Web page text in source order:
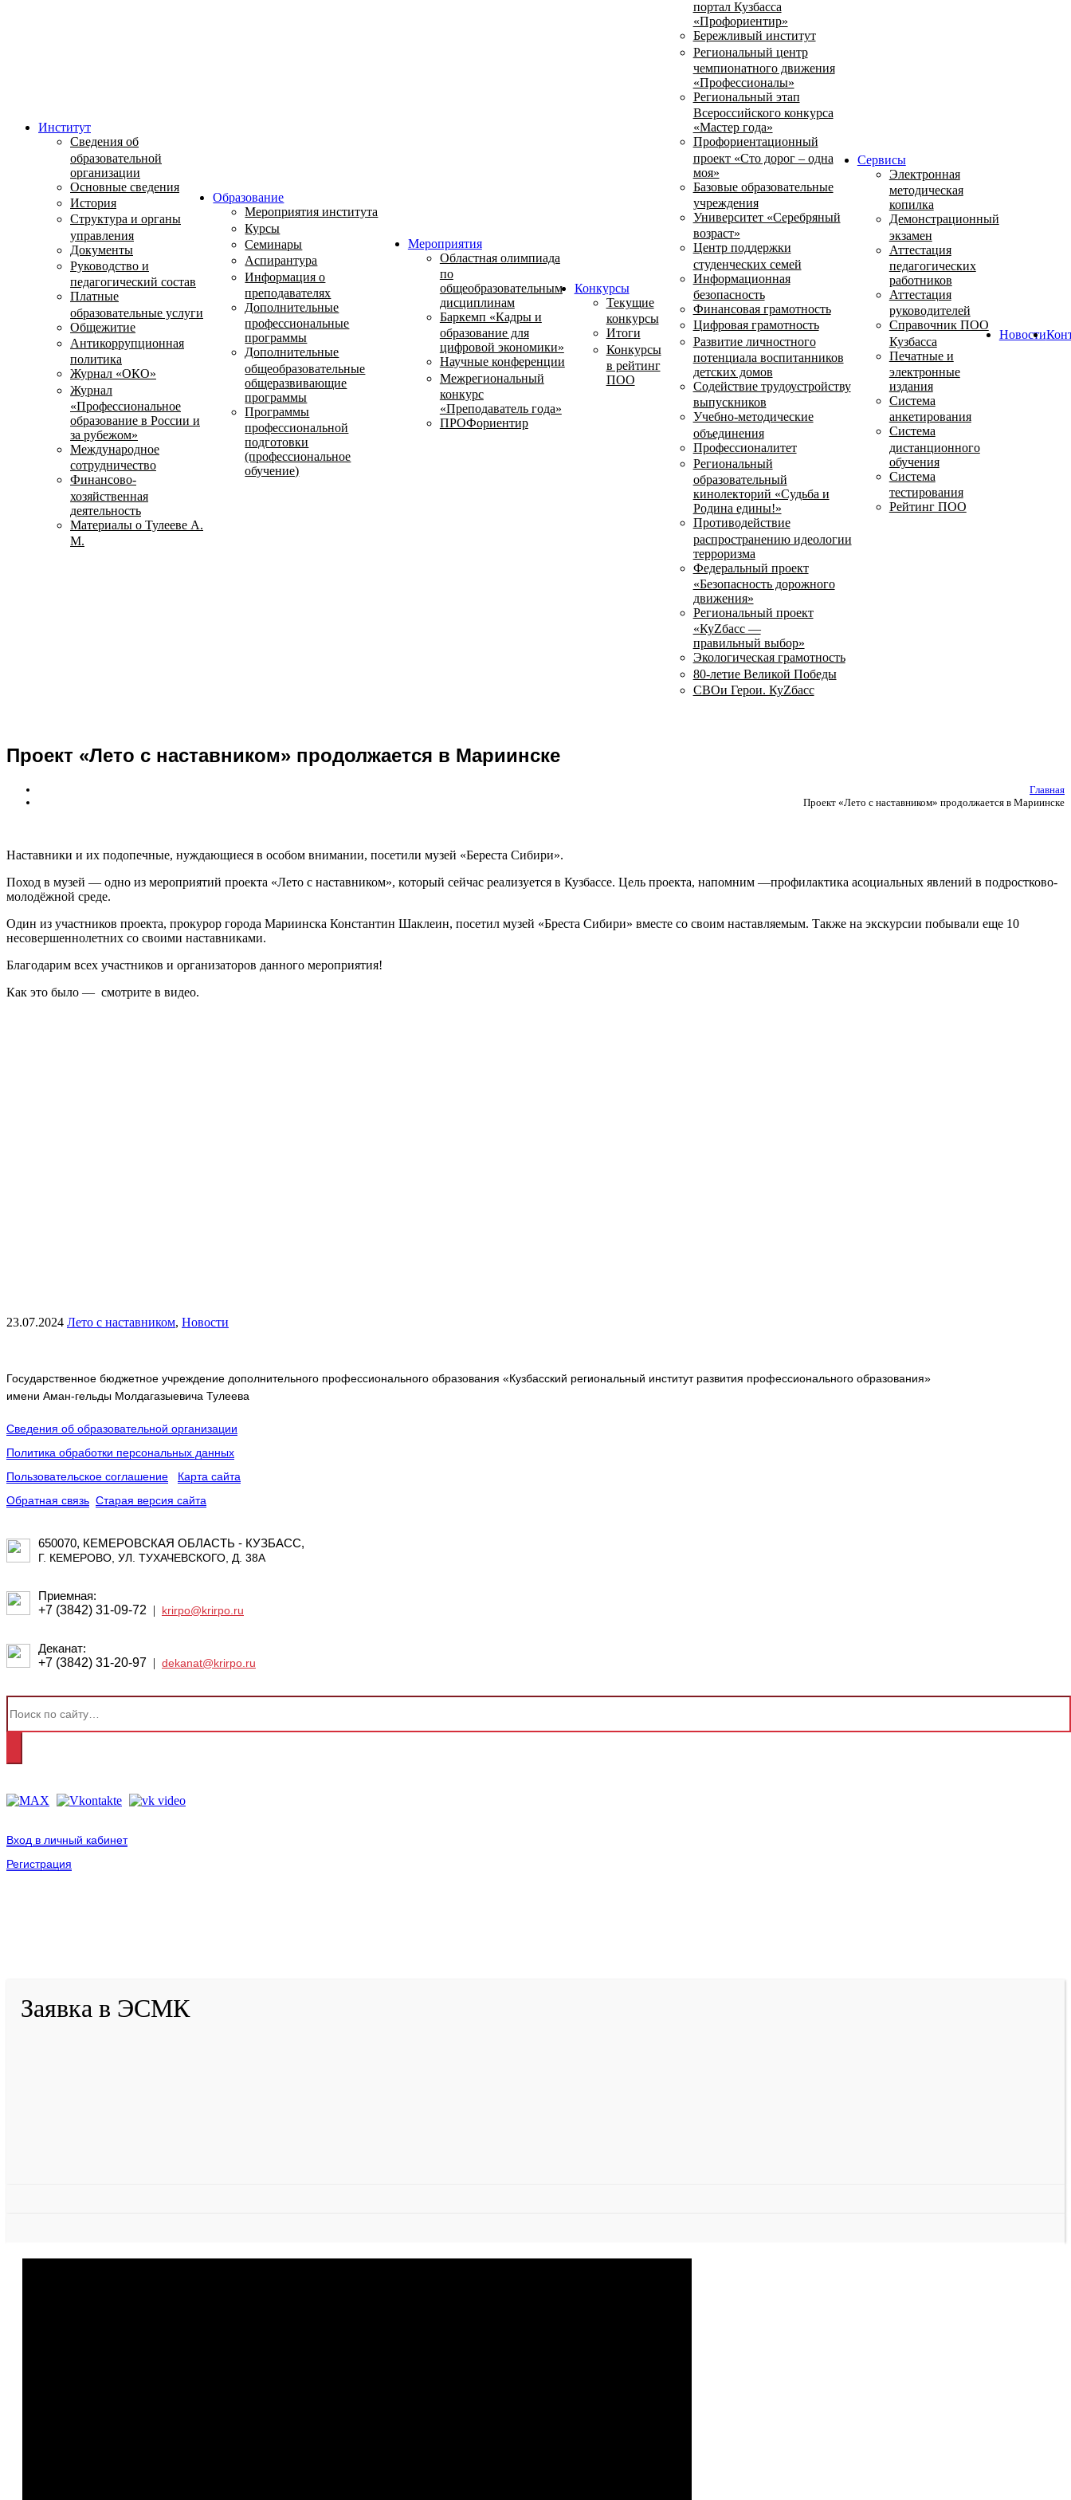
Институт
Сведения об
образовательной
организации
Основные сведения
История
Структура и органы
управления
Документы
Руководство и
педагогический состав
Платные
образовательные услуги
Общежитие
Антикоррупционная
политика
Журнал «ОКО»
Журнал
«Профессиональное
образование в России и
за рубежом»
Международное
сотрудничество
Финансово-
хозяйственная
деятельность
Материалы о Тулееве А.
М.
Образование
Мероприятия института
Курсы
Семинары
Аспирантура
Информация о
преподавателях
Дополнительные
профессиональные
программы
Дополнительные
общеобразовательные
общеразвивающие
программы
Программы
профессиональной
подготовки
(профессиональное
обучение)
Мероприятия
Областная олимпиада
по
общеобразовательным
дисциплинам
Баркемп «Кадры и
образование для
цифровой экономики»
Научные конференции
Межрегиональный
конкурс
«Преподаватель года»
ПРОФориентир
Конкурсы
Текущие
конкурсы
Итоги
Конкурсы
в рейтинг
ПОО
портал Кузбасса
«Профориентир»
Бережливый институт
Региональный центр
чемпионатного движения
«Профессионалы»
Региональный этап
Всероссийского конкурса
«Мастер года»
Профориентационный
проект «Сто дорог – одна
моя»
Базовые образовательные
учреждения
Университет «Серебряный
возраст»
Центр поддержки
студенческих семей
Информационная
безопасность
Финансовая грамотность
Цифровая грамотность
Развитие личностного
потенциала воспитанников
детских домов
Содействие трудоустройству
выпускников
Учебно-методические
объединения
Профессионалитет
Региональный
образовательный
кинолекторий «Судьба и
Родина едины!»
Противодействие
распространению идеологии
терроризма
Федеральный проект
«Безопасность дорожного
движения»
Региональный проект
«КуZбасс —
правильный выбор»
Экологическая грамотность
80-летие Великой Победы
СВОи Герои. КуZбасс
Сервисы
Электронная
методическая
копилка
Демонстрационный
экзамен
Аттестация
педагогических
работников
Аттестация
руководителей
Справочник ПОО
Кузбасса
Печатные и
электронные
издания
Система
анкетирования
Система
дистанционного
обучения
Система
тестирования
Рейтинг ПОО
Новости
Проект «Лето с наставником» продолжается в Мариинске
Главная
Проект «Лето с наставником» продолжается в Мариинске
Наставники и их подопечные, нуждающиеся в особом внимании, посетили музей «Береста Сибири».
Поход в музей — одно из мероприятий проекта «Лето с наставником», который сейчас реализуется в Кузбассе. Цель проекта, напомним —профилактика асоциальных явлений в подростково-
молодёжной среде.
Один из участников проекта, прокурор города Мариинска Константин Шаклеин, посетил музей «Бреста Сибири» вместе со своим наставляемым. Также на экскурсии побывали еще 10
несовершеннолетних со своими наставниками.
Благодарим всех участников и организаторов данного мероприятия!
Как это было — смотрите в видео.
23.07.2024 Лето с наставником, Новости
Государственное бюджетное учреждение дополнительного профессионального образования «Кузбасский региональный институт развития профессионального образования»
имени Аман-гельды Молдагазыевича Тулеева
Сведения об образовательной организации
Политика обработки персональных данных
Пользовательское соглашение
Карта сайта
Обратная связь Старая версия сайта
650070, КЕМЕРОВСКАЯ ОБЛАСТЬ - КУЗБАСС,
Г. КЕМЕРОВО, УЛ. ТУХАЧЕВСКОГО, Д. 38А
Приемная:
+7 (3842) 31-09-72 | krirpo@krirpo.ru
Деканат:
+7 (3842) 31-20-97 | dekanat@krirpo.ru
Вход в личный кабинет
Регистрация
Заявка в ЭСМК